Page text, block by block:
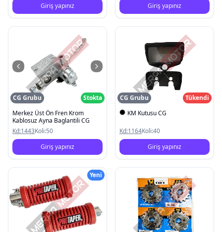
Giriş yapınız
Giriş yapınız
CG Grubu
Stokta
Merkez Üst Ön Fren Krom
Kablosuz Ayna Baglantili CG
Kd:1443Koli:50
Giriş yapınız
CG Grubu
Tükendi
KM Kutusu CG
Kd:1164Koli:40
Giriş yapınız
Yeni